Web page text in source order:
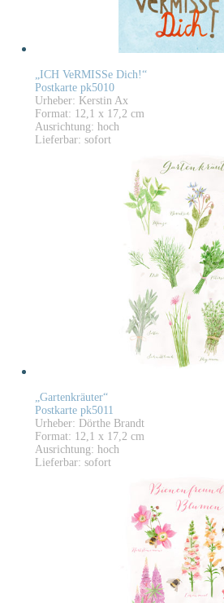
„ICH VeRMISSe Dich!“
Postkarte pk5010
Urheber: Kerstin Ax
Format: 12,1 x 17,2 cm
Ausrichtung: hoch
Lieferbar: sofort
„Gartenkräuter“
Postkarte pk5011
Urheber: Dörthe Brandt
Format: 12,1 x 17,2 cm
Ausrichtung: hoch
Lieferbar: sofort